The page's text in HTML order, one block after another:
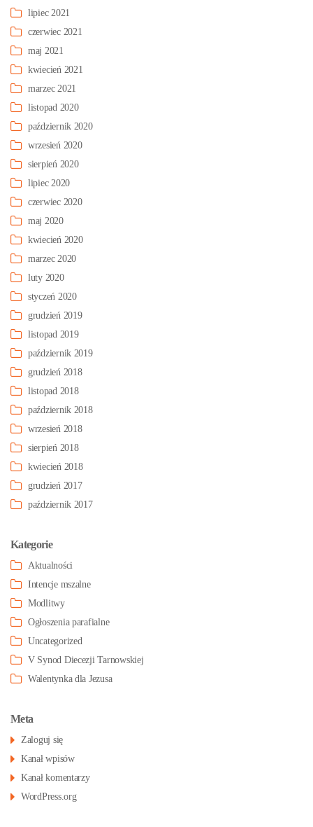
lipiec 2021
czerwiec 2021
maj 2021
kwiecień 2021
marzec 2021
listopad 2020
październik 2020
wrzesień 2020
sierpień 2020
lipiec 2020
czerwiec 2020
maj 2020
kwiecień 2020
marzec 2020
luty 2020
styczeń 2020
grudzień 2019
listopad 2019
październik 2019
grudzień 2018
listopad 2018
październik 2018
wrzesień 2018
sierpień 2018
kwiecień 2018
grudzień 2017
październik 2017
Kategorie
Aktualności
Intencje mszalne
Modlitwy
Ogłoszenia parafialne
Uncategorized
V Synod Diecezji Tarnowskiej
Walentynka dla Jezusa
Meta
Zaloguj się
Kanał wpisów
Kanał komentarzy
WordPress.org